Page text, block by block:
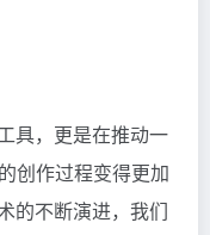
具，更是在推动一
创作过程变得更加
的不断演进，我们